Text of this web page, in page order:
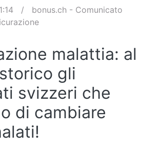
/
bonus.ch - Comunicato
malattia: al
gli
svizzeri che
di cambiare